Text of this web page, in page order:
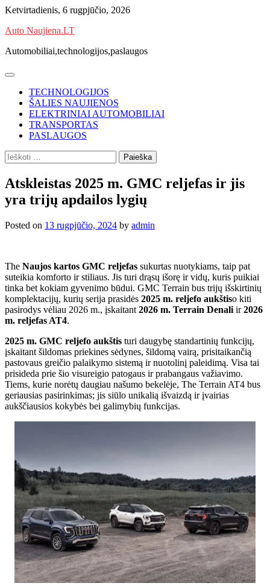
Skip
content
Ketvirtadienis, 6 rugpjūčio, 2026
Auto Naujiena.LT
Automobiliai,technologijos,paslaugos
TECHNOLOGIJOS
ŠALIES NAUJIENOS
ELEKTRINIAI AUTOMOBILIAI
TRANSPORTAS
PASLAUGOS
Ieškoti:
Atskleistas 2025 m. GMC reljefas ir jis
yra trijų apdailos lygių
Posted on 13 rugpjūčio, 2024 by admin
The Naujos kartos GMC reljefas sukurtas nuotykiams, taip pat
suteikia komforto ir stiliaus. Jis turi drąsų išorę ir vidų, kuris puikiai
tinka bet kokiam gyvenimo būdui. GMC Terrain bus trijų išskirtinių
komplektacijų, kurių serija prasidės 2025 m. reljefo aukštiso kiti
pasirodys vėliau 2026 m., įskaitant 2026 m. Terrain Denali ir2026
m. reljefas AT4.
2025 m. GMC reljefo aukštis turi daugybę standartinių funkcijų,
įskaitant šildomas priekines sėdynes, šildomą vairą, prisitaikančią
pastovaus greičio palaikymo sistemą ir nuotolinį paleidimą. Visa tai
prisideda prie šio visureigio patogaus ir prabangaus važiavimo.
Tiems, kurie norėtų daugiau našumo bekelėje, The Terrain AT4 bus
geriausias pasirinkimas; jis siūlo unikalią išvaizdą ir įvairias
aukščiausios kokybės bei galimybių funkcijas.